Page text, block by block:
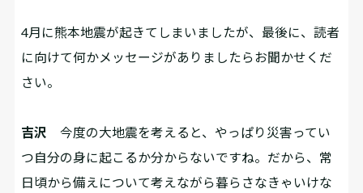
――4月に熊本地震が起きてしまいましたが、最後に、読者
に向けて何かメッセージがありましたらお聞かせくだ
さい。
吉沢
今度の大地震を考えると、やっぱり災害ってい
つ自分の身に起こるか分からないですね。だから、常
日頃から備えについて考えながら暮らさなきゃいけな